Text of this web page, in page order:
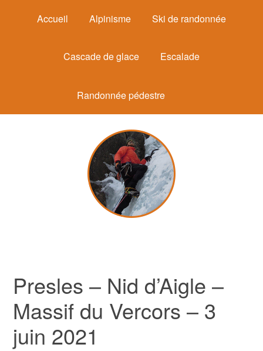
Accueil Alpinisme Ski de randonnée
Cascade de glace Escalade
Randonnée pédestre
Presles – Nid d’Aigle –
Massif du Vercors – 3
juin 2021